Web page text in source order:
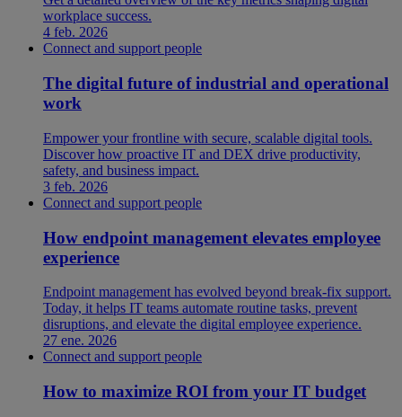
workplace success.
4 feb. 2026
Connect and support people
The digital future of industrial and operational
work
Empower your frontline with secure, scalable digital tools.
Discover how proactive IT and DEX drive productivity,
safety, and business impact.
3 feb. 2026
Connect and support people
How endpoint management elevates employee
experience
Endpoint management has evolved beyond break-fix support.
Today, it helps IT teams automate routine tasks, prevent
disruptions, and elevate the digital employee experience.
27 ene. 2026
Connect and support people
How to maximize ROI from your IT budget